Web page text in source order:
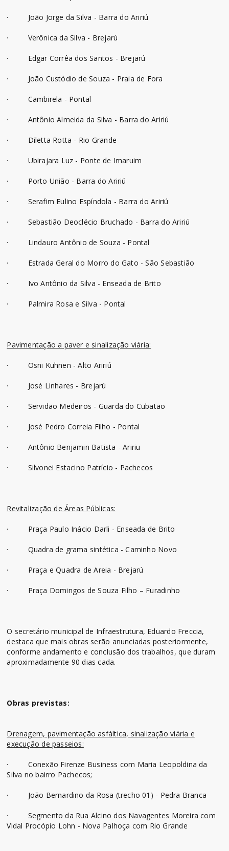
· João Jorge da Silva - Barra do Aririú
· Verônica da Silva - Brejarú
· Edgar Corrêa dos Santos - Brejarú
· João Custódio de Souza - Praia de Fora
· Cambirela - Pontal
· Antônio Almeida da Silva - Barra do Aririú
· Diletta Rotta - Rio Grande
· Ubirajara Luz - Ponte de Imaruim
· Porto União - Barra do Aririú
· Serafim Eulino Espíndola - Barra do Aririú
· Sebastião Deoclécio Bruchado - Barra do Aririú
· Lindauro Antônio de Souza - Pontal
· Estrada Geral do Morro do Gato - São Sebastião
· Ivo Antônio da Silva - Enseada de Brito
· Palmira Rosa e Silva - Pontal
Pavimentação a paver e sinalização viária:
· Osni Kuhnen - Alto Aririú
· José Linhares - Brejarú
· Servidão Medeiros - Guarda do Cubatão
· José Pedro Correia Filho - Pontal
· Antônio Benjamin Batista - Aririu
· Silvonei Estacino Patrício - Pachecos
Revitalização de Áreas Públicas:
· Praça Paulo Inácio Darli - Enseada de Brito
· Quadra de grama sintética - Caminho Novo
· Praça e Quadra de Areia - Brejarú
· Praça Domingos de Souza Filho – Furadinho
O secretário municipal de Infraestrutura, Eduardo Freccia,
destaca que mais obras serão anunciadas posteriormente,
conforme andamento e conclusão dos trabalhos, que duram
aproximadamente 90 dias cada.
Obras previstas:
Drenagem, pavimentação asfáltica, sinalização viária e
execução de passeios:
· Conexão Firenze Business com Maria Leopoldina da
Silva no bairro Pachecos;
· João Bernardino da Rosa (trecho 01) - Pedra Branca
· Segmento da Rua Alcino dos Navagentes Moreira com
Vidal Procópio Lohn - Nova Palhoça com Rio Grande